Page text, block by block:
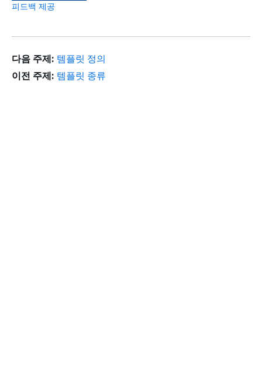
피드백 제공
다음 주제: 템플릿 정의
이전 주제: 템플릿 종류